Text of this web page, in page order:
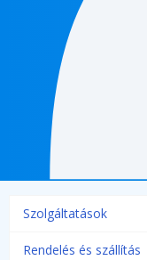
Szolgáltatások
Rendelés és szállítás